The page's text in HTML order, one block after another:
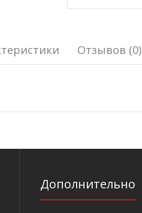
Отзывов (0)
Дополнительно